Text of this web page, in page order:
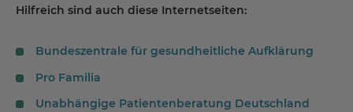
Hilfreich sind auch diese Internetseiten:
Bundeszentrale für gesundheitliche Aufklärung
Pro Familia
Unabhängige Patientenberatung Deutschland